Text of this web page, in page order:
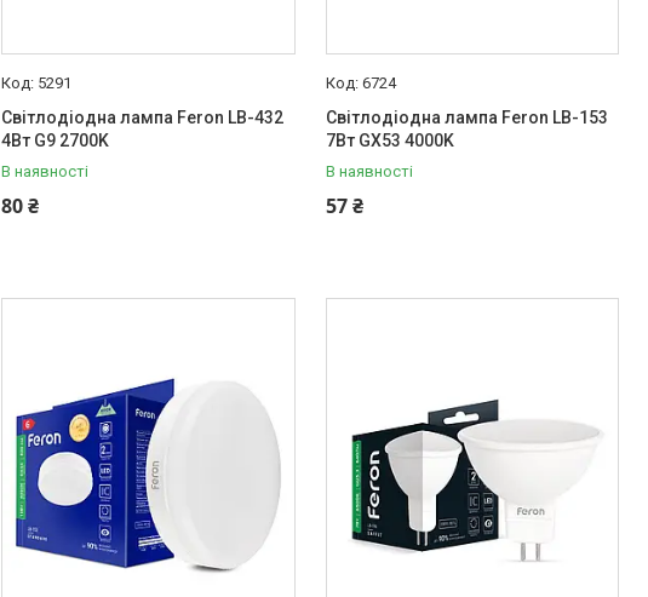
5291
Світлодіодна лампа Feron LB-432
4Вт G9 2700K
В наявності
80 ₴
6724
Світлодіодна лампа Feron LB-153
7Вт GX53 4000K
В наявності
57 ₴